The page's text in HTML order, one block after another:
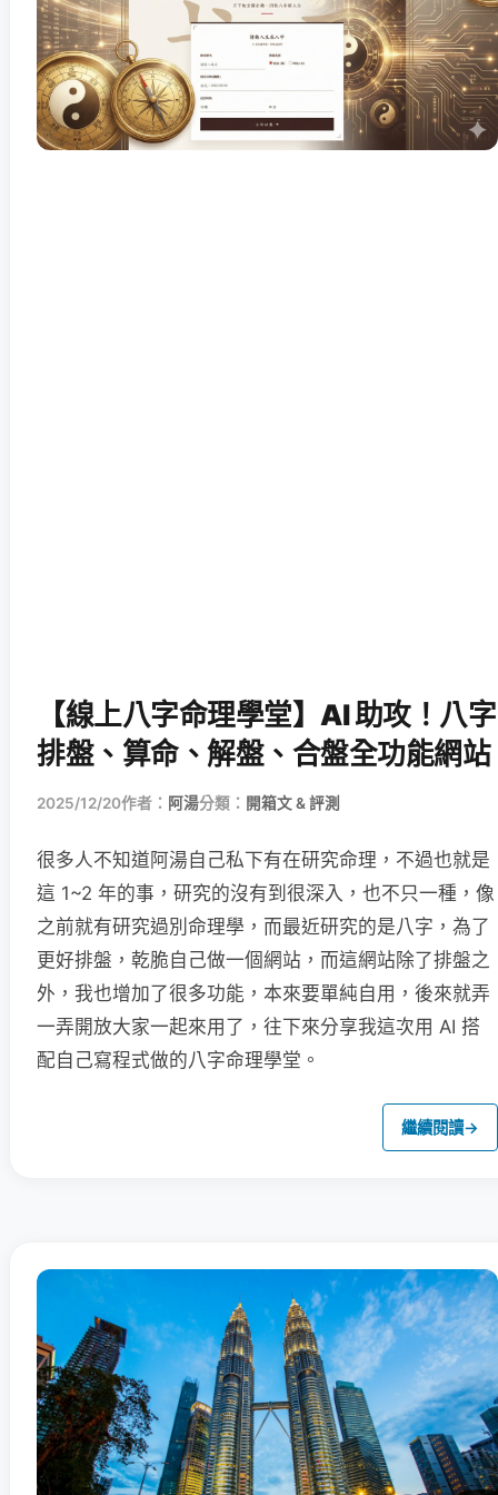
【線上八字命理學堂】AI 助攻！八字
排盤、算命、解盤、合盤全功能網站
2025/12/20作者： 阿湯分類： 開箱文 & 評測
很多人不知道阿湯自己私下有在研究命理，不過也就是
這 1~2 年的事，研究的沒有到很深入，也不只一種，像
之前就有研究過別命理學，而最近研究的是八字，為了
更好排盤，乾脆自己做一個網站，而這網站除了排盤之
外，我也增加了很多功能，本來要單純自用，後來就弄
一弄開放大家一起來用了，往下來分享我這次用 AI 搭
配自己寫程式做的八字命理學堂。
繼續閱讀→